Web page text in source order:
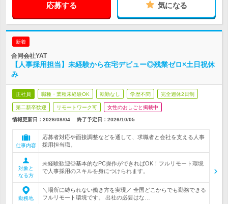
応募する 気になる
新着
合同会社YAT
【人事採用担当】未経験から在宅デビュー◎残業ゼロ×土日祝休
み
正社員 職種・業種未経験OK 転勤なし 学歴不問 完全週休2日制
第二新卒歓迎 リモートワーク可 女性のおしごと掲載中
情報更新日：2026/08/04 終了予定日：2026/10/05
仕事内容
応募者対応や面接調整などを通して、求職者と会社を支える人事
採用担当職。
対象と
なる方
未経験歓迎◎基本的なPC操作ができればOK！フルリモート環境
で人事採用のスキルを身につけられます。
勤務地
＼場所に縛られない働き方を実現／ 全国どこからでも勤務できる
フルリモート環境です。 出社の必要はな…